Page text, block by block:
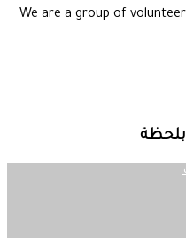
We are a group of